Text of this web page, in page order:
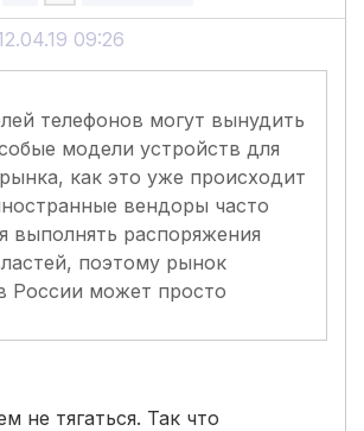
09:26
телефонов могут вынудить
модели устройств для
как это уже происходит
вендоры часто
выполнять распоряжения
поэтому рынок
России может просто
не тягаться. Так что